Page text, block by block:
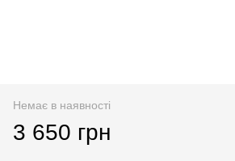
Немає в наявності
3 650 грн